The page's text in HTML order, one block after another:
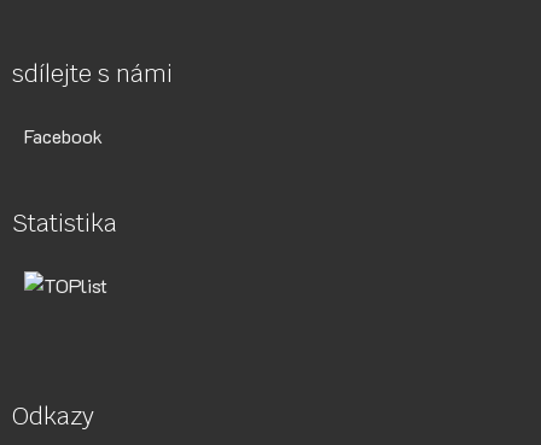
sdílejte s námi
Facebook
Statistika
Odkazy